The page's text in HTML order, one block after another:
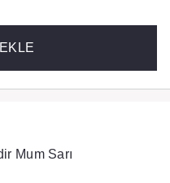
Mum Sarı